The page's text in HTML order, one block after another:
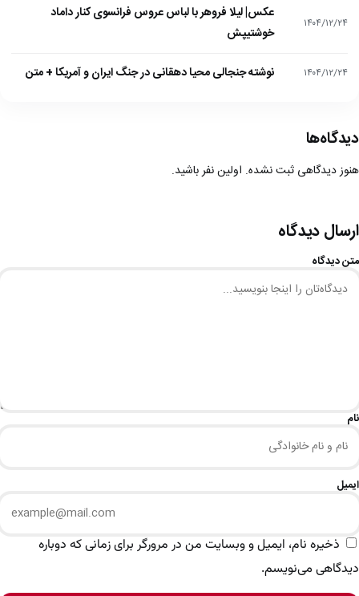
۱۴۰۴/۱۲/۲۴
عکس| لیلا فروهر با لباس عروس فرانسوی کنار داماد
خوشتیپش
۱۴۰۴/۱۲/۲۴ نوشته جنجالی محیا دهقانی در جنگ ایران و آمریکا + متن
دیدگاه‌ها
هنوز دیدگاهی ثبت نشده. اولین نفر باشید.
ارسال دیدگاه
متن دیدگاه
نام
ایمیل
ذخیره نام، ایمیل و وبسایت من در مرورگر برای زمانی که دوباره
دیدگاهی می‌نویسم.